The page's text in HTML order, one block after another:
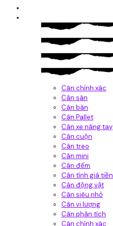
Cân chính xác
Cân sàn
Cân bàn
Cân Pallet
Cân xe nâng tay
Cân cuộn
Cân treo
Cân mini
Cân đếm
Cân tính giá tiền
Cân động vật
Cân siêu nhỏ
Cân vi lượng
Cân phân tích
Cân chính xác